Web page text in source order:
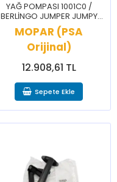
YAĞ POMPASI 1001C0 /
BERLİNGO JUMPER JUMPY
XSARA 206 BOXER EXPERT
PARTNER
MOPAR (PSA
Orijinal)
12.908,61 TL
Sepete Ekle